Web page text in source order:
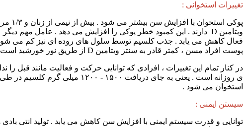
تغییرات استخوانی :
پوست افراد مسن ، کمتر قادر به سنتز ویتامین D از طریق نور خورشید است .
استخوان می شود .
سیستن ایمنی :